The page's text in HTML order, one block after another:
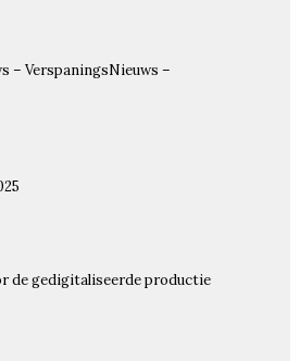
– VerspaningsNieuws –
de gedigitaliseerde productie